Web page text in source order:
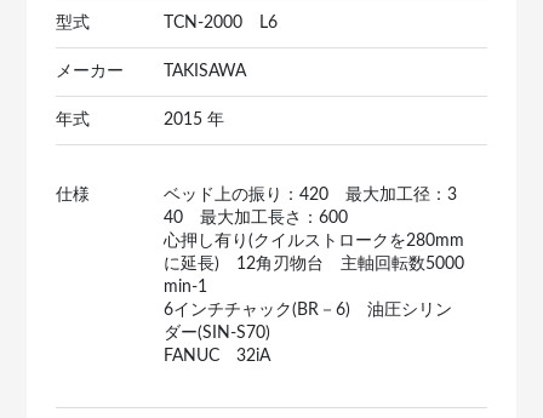
型式 TCN-2000 L6
メーカー TAKISAWA
年式 2015 年
仕様
ベッド上の振り：420 最大加工径：3
40 最大加工長さ：600
心押し有り(クイルストロークを280mm
に延長) 12角刃物台 主軸回転数5000
min-1
6インチチャック(BR－6) 油圧シリン
ダー(SIN-S70)
FANUC 32iA